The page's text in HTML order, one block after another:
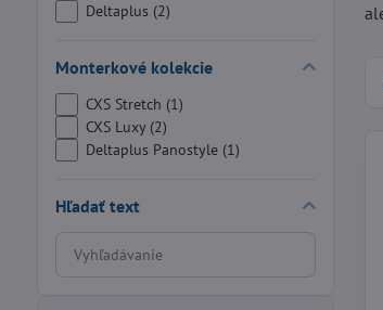
Deltaplus (2)
Monterkové kolekcie
CXS Stretch (1)
CXS Luxy (2)
Deltaplus Panostyle (1)
Hľadať text
Prehľadať
výsledky